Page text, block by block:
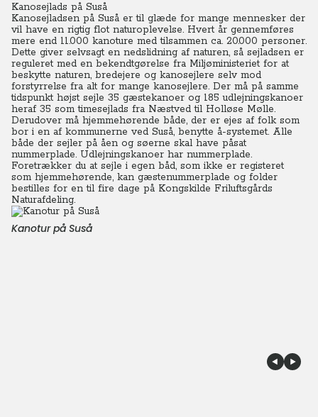
Kanosejlads på Suså
Kanosejladsen på Suså er til glæde for mange mennesker der
vil have en rigtig flot naturoplevelse. Hvert år gennemføres
mere end 11.000 kanoture med tilsammen ca. 20.000 personer.
Dette giver selvsagt en nedslidning af naturen, så sejladsen er
reguleret med en bekendtgørelse fra Miljøministeriet for at
beskytte naturen, bredejere og kanosejlere selv mod
forstyrrelse fra alt for mange kanosejlere. Der må på samme
tidspunkt højst sejle 35 gæstekanoer og 185 udlejningskanoer
heraf 35 som timesejlads fra Næstved til Holløse Mølle.
Derudover må hjemmehørende både, der er ejes af folk som
bor i en af kommunerne ved Suså, benytte å-systemet. Alle
både der sejler på åen og søerne skal have påsat
nummerplade. Udlejningskanoer har nummerplade.
Foretrækker du at sejle i egen båd, som ikke er registeret
som hjemmehørende, kan gæstenummerplade og folder
bestilles for en til fire dage på Kongskilde Friluftsgårds
Naturafdeling.
Kanotur på Suså